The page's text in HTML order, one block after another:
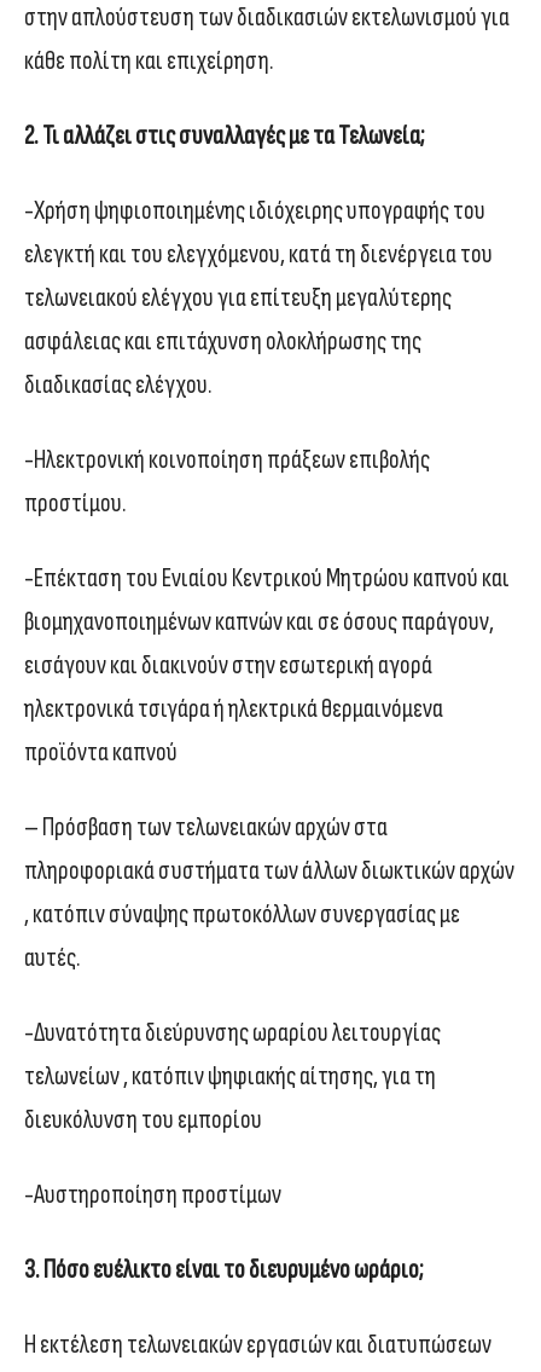
στην απλούστευση των διαδικασιών εκτελωνισμού για
κάθε πολίτη και επιχείρηση.
2. Τι αλλάζει στις συναλλαγές με τα Τελωνεία;
-Χρήση ψηφιοποιημένης ιδιόχειρης υπογραφής του
ελεγκτή και του ελεγχόμενου, κατά τη διενέργεια του
τελωνειακού ελέγχου για επίτευξη μεγαλύτερης
ασφάλειας και επιτάχυνση ολοκλήρωσης της
διαδικασίας ελέγχου.
-Ηλεκτρονική κοινοποίηση πράξεων επιβολής
προστίμου.
-Επέκταση του Ενιαίου Κεντρικού Μητρώου καπνού και
βιομηχανοποιημένων καπνών και σε όσους παράγουν,
εισάγουν και διακινούν στην εσωτερική αγορά
ηλεκτρονικά τσιγάρα ή ηλεκτρικά θερμαινόμενα
προϊόντα καπνού
– Πρόσβαση των τελωνειακών αρχών στα
πληροφοριακά συστήματα των άλλων διωκτικών αρχών
, κατόπιν σύναψης πρωτοκόλλων συνεργασίας με
αυτές.
-Δυνατότητα διεύρυνσης ωραρίου λειτουργίας
τελωνείων , κατόπιν ψηφιακής αίτησης, για τη
διευκόλυνση του εμπορίου
-Αυστηροποίηση προστίμων
3. Πόσο ευέλικτο είναι το διευρυμένο ωράριο;
Η εκτέλεση τελωνειακών εργασιών και διατυπώσεων